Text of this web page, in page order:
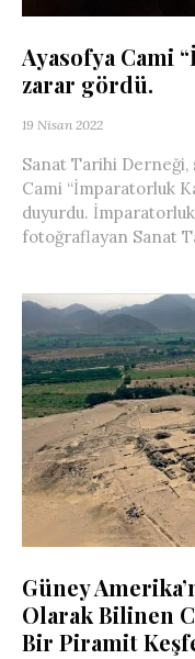
Ayasofya Cami
zarar gördü.
19 Nisan 2022
Sanat Tarihi Derneği,
Cami “İmparatorluk
duyurdu. İmparatorluk
fotoğraflayan Sanat
Güney
Olarak Bilinen
Bir Piramit